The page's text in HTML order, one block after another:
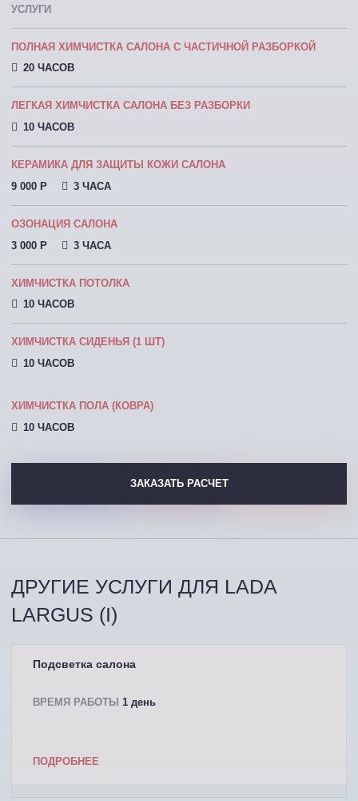
УСЛУГИ
ПОЛНАЯ ХИМЧИСТКА САЛОНА С ЧАСТИЧНОЙ РАЗБОРКОЙ
20 ЧАСОВ
ЛЕГКАЯ ХИМЧИСТКА САЛОНА БЕЗ РАЗБОРКИ
10 ЧАСОВ
КЕРАМИКА ДЛЯ ЗАЩИТЫ КОЖИ САЛОНА
9 000 P
3 ЧАСА
ОЗОНАЦИЯ САЛОНА
3 000 P
3 ЧАСА
ХИМЧИСТКА ПОТОЛКА
10 ЧАСОВ
ХИМЧИСТКА СИДЕНЬЯ (1 ШТ)
10 ЧАСОВ
ХИМЧИСТКА ПОЛА (КОВРА)
10 ЧАСОВ
ЗАКАЗАТЬ РАСЧЕТ
ДРУГИЕ УСЛУГИ ДЛЯ LADA
LARGUS (I)
Подсветка салона
ВРЕМЯ РАБОТЫ 1 день
ПОДРОБНЕЕ